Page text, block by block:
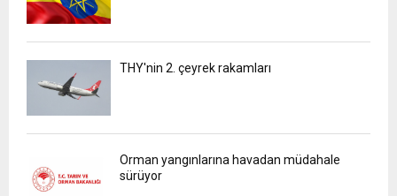
THY'nin 2. çeyrek rakamları
Orman yangınlarına havadan müdahale
sürüyor